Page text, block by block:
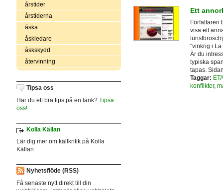
årstider
årstiderna
åska
åskledare
åskskydd
återvinning
Tipsa oss
Har du ett bra tips på en länk? Tipsa
oss!
Kolla Källan
Lär dig mer om källkritik på Kolla
Källan
Nyhetsflöde (RSS)
Få senaste nytt direkt till din
Ett
Författaren
visa ett
"vinkrig i La
Är du
typiska
tapas.
Taggar:
konflikter,